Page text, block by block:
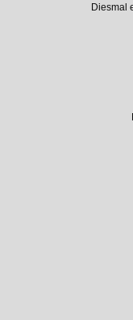
Diesmal